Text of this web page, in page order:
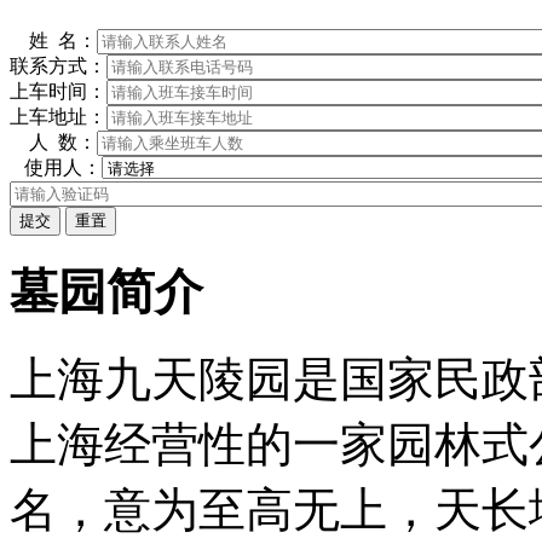
姓 名：
联系方式：
上车时间：
上车地址：
人 数：
使用人：
墓园简介
上海九天陵园是国家民
上海经营性的一家园林
名，意为至高无上，天